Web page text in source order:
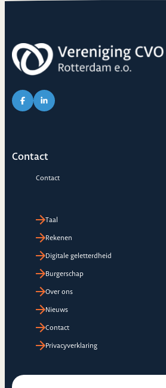
Link naar Facebook pagina van CVO
Link naar LinkedIn pagina van
Contact
Contact
Taal
Rekenen
Digitale geletterdheid
Burgerschap
Over ons
Nieuws
Contact
Privacyverklaring